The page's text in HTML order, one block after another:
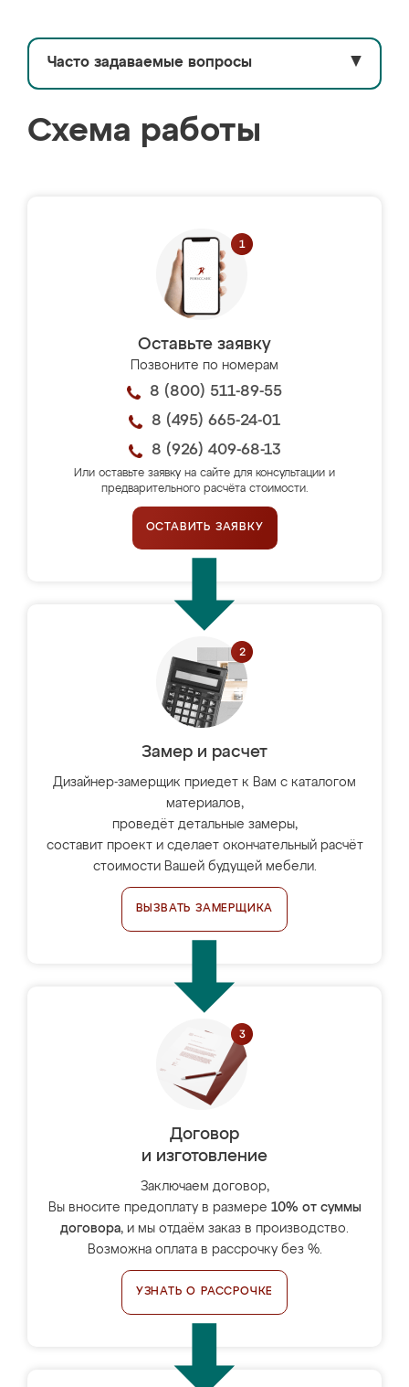
Часто задаваемые вопросы ▼
Схема работы
Оставьте заявку
Позвоните по номерам
8 (800) 511-89-55
8 (495) 665-24-01
8 (926) 409-68-13
Или оставьте заявку на сайте для консультации и
предварительного расчёта стоимости.
ОСТАВИТЬ ЗАЯВКУ
Замер и расчет
Дизайнер-замерщик приедет к Вам с каталогом
материалов,
проведёт детальные замеры,
составит проект и сделает окончательный расчёт
стоимости Вашей будущей мебели.
ВЫЗВАТЬ ЗАМЕРЩИКА
Договор
и изготовление
Заключаем договор,
Вы вносите предоплату в размере 10% от суммы
договора, и мы отдаём заказ в производство.
Возможна оплата в рассрочку без %.
УЗНАТЬ О РАССРОЧКЕ